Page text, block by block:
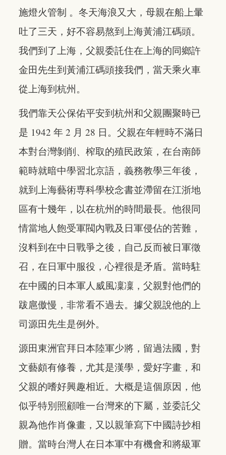
施燈火管制 。冬天海浪又大，母親在船上暈
吐了三天，好不容易熬到上海黃浦江碼頭。
我們到了上海，父親委託住在上海的同鄉許
金田先生到黃浦江碼頭接我們，當天乘火車
從上海到杭州。
我們靠天公保佑平安到杭州和父親團聚時已
是 1942 年 2 月 28 日。父親在年輕時不滿日
本對台灣剝削、榨取的殖民政策，在台南師
範時就暗中學習北京語，義務教學三年後，
就到上海藝術専科學校念書並滯留在江浙地
區有十幾年，以在杭州的時間最長。他很同
情當地人飽受軍閥內戰及日軍侵佔的苦難，
沒料到在中日戰爭之後，自己反而被日軍徵
召，在日軍中服役，心裡很是矛盾。當時駐
在中國的日本軍人威風凜凜，父親對他們的
跋扈傲慢，非常看不過去。據父親說他的上
司源田先生是例外。
源田東洲官拜日本陸軍少將，留過法國，對
文藝頗有修養，尤其是漢學，愛好字畫，和
父親的嗜好興趣相近。大概是這個原因，他
似乎特別照顧唯一台灣來的下屬，並委託父
親為他作肖像畫，又以親筆寫下中國詩抄相
贈。當時台灣人在日本軍中有機會和將級軍